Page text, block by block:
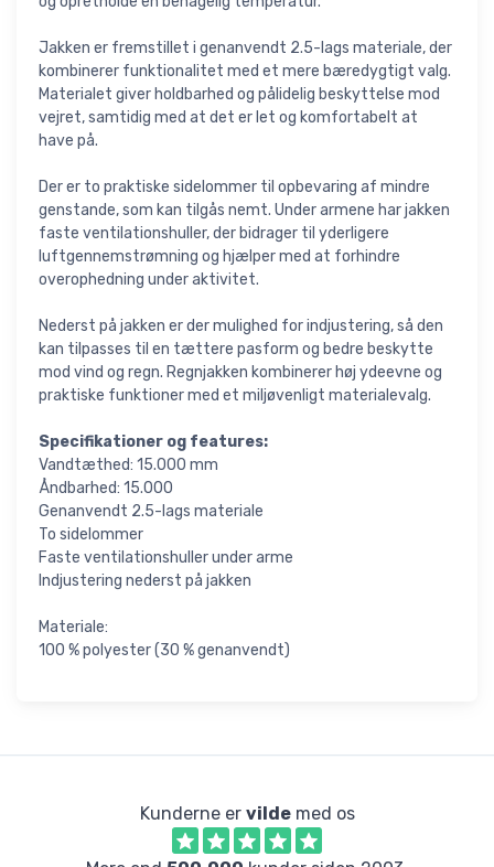
Jakken er fremstillet i genanvendt 2.5-lags materiale, der
kombinerer funktionalitet med et mere bæredygtigt valg.
Materialet giver holdbarhed og pålidelig beskyttelse mod
vejret, samtidig med at det er let og komfortabelt at
have på.
Der er to praktiske sidelommer til opbevaring af mindre
genstande, som kan tilgås nemt. Under armene har jakken
faste ventilationshuller, der bidrager til yderligere
luftgennemstrømning og hjælper med at forhindre
overophedning under aktivitet.
Nederst på jakken er der mulighed for indjustering, så den
kan tilpasses til en tættere pasform og bedre beskytte
mod vind og regn. Regnjakken kombinerer høj ydeevne og
praktiske funktioner med et miljøvenligt materialevalg.
Specifikationer og features:
Vandtæthed: 15.000 mm
Åndbarhed: 15.000
Genanvendt 2.5-lags materiale
To sidelommer
Faste ventilationshuller under arme
Indjustering nederst på jakken
Materiale:
100 % polyester (30 % genanvendt)
Kunderne er vildemed os